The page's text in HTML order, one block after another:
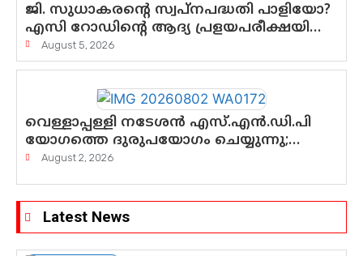
ജി. സുധാകരന്റെ സ്വപ്നപദ്ധതി പാളിയോ?
എസി റോഡിന്റെ ആദ്യ പ്രളയപരീക്ഷയിൽ
ഉയരുന്നത് ഗുരുതര ചോദ്യങ്ങൾ
August 5, 2026
വെള്ളാപ്പള്ളി നടേശൻ എസ്.എൻ.ഡി.പി
യോഗത്തെ ദുരുപയോഗം ചെയ്യുന്നു;
ശ്രീനാരായണ പ്രസ്ഥാനത്തെ
August 2, 2026
Latest News